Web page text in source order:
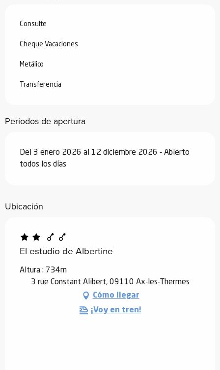
Consulte
Cheque Vacaciones
Metálico
Transferencia
Periodos de apertura
Del 3 enero 2026 al 12 diciembre 2026 - Abierto
todos los días
Ubicación
El estudio de Albertine
Altura : 734m
3 rue Constant Alibert, 09110 Ax-les-Thermes
Cómo llegar
¡Voy en tren!